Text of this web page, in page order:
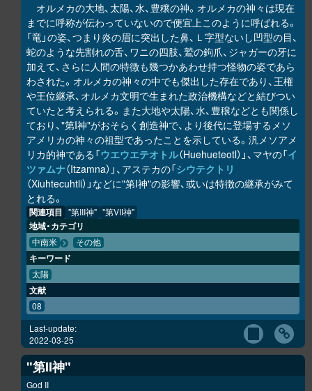
オルメカの大地、太陽、水、豊穣の神。オルメカの神々は現在
までに呼称が伝わっていないので便宜上このように呼ばれる。
「竜」の姿、つまり炎の眉に突出した鼻、Ｌ字型ないし凹型の目、
蛇のような先割れの舌、ワニの四肢、鷲の鉤爪、ジャガーの牙に
加えて、さらに人間の特徴も幾つかあわせ持つ怪物の姿であら
わされた。オルメカの神々の中でも傑出した存在であり、王権
や王位継承、オルメカ文明で生まれた政治機構などと結びつい
ていたと考えられる。また大地や太陽、水、豊穣などとも関係し
ており、"第I神"がおそらく創造神で、より後代に登場するメソ
アメリカの神々の祖型であったことを示している。汎メソアメ
リカ的神である「ウエウエテオトル（Huehueteotl）」、マヤの「イ
ツァムナ（Itzamna）」、アステカの「シウテクトリ
（Xiuhtecuhtli）」などに"第I神"の影響、或いは特徴の継承がみて
とれる。
関連項目 "第III神" "第VII神"
地域・カテゴリ
中南米 その他
キーワード
太陽
文献
08
Last-update:
2022-03-25
"第II神"
God II